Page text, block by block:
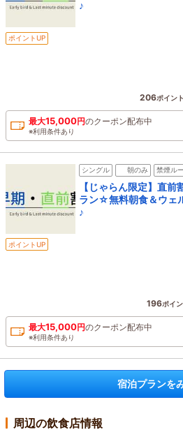
♪
ポイントUP
206ポイン
最大15,000円のクーポン配布中
※利用条件あり
シングル 朝のみ 禁煙ル
【じゃらん限定】直
ラン☆無料朝食＆ウェ
♪
ポイントUP
196ポイ
最大15,000円のクーポン配布中
※利用条件あり
宿泊プランを
周辺の飲食店情報